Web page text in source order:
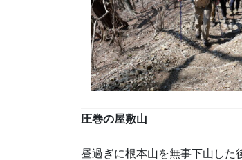
圧巻の屋敷山
昼過ぎに根本山を無事下山した